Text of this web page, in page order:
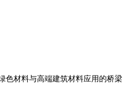
色材料与高端建筑材料应用的桥梁